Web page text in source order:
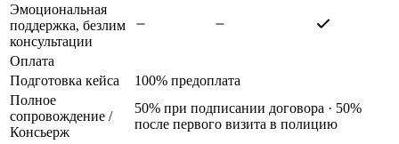
Эмоциональная
поддержка, безлим
консультации
Оплата
Подготовка кейса
100% предоплата
Полное
сопровождение /
Консьерж
50% при подписании договора · 50%
после первого визита в полицию